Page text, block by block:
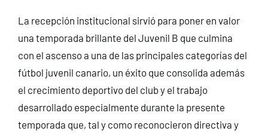
La recepción institucional sirvió para poner en valor
una temporada brillante del Juvenil B que culmina
con el ascenso a una de las principales categorías del
fútbol juvenil canario, un éxito que consolida además
el crecimiento deportivo del club y el trabajo
desarrollado especialmente durante la presente
temporada que, tal y como reconocieron directiva y